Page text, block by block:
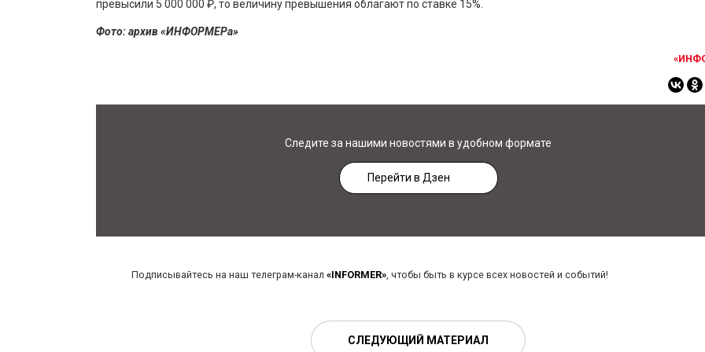
превысили 5 000 000 ₽, то величину превышения облагают по ставке 15%.
Фото: архив «ИНФОРМЕРа»
Следите за нашими новостями в удобном формате
Перейти в Дзен
Подписывайтесь на наш телеграм-канал «INFORMER», чтобы быть в курсе всех новостей и событий!
СЛЕДУЮЩИЙ МАТЕРИАЛ